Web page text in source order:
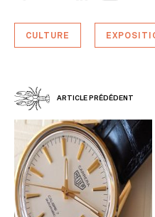
CULTURE
ARTICLE PRÉDÉDENT